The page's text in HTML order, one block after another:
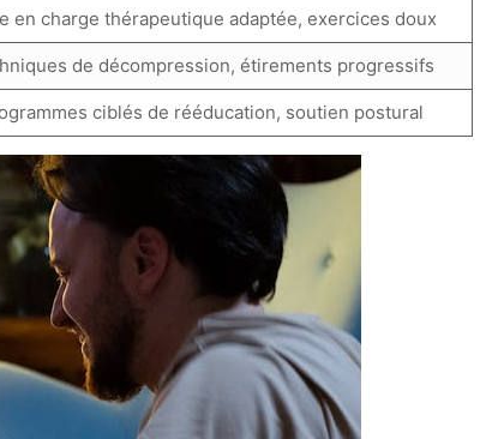
en charge thérapeutique adaptée, exercices doux
de décompression, étirements progressifs
ciblés de rééducation, soutien postural